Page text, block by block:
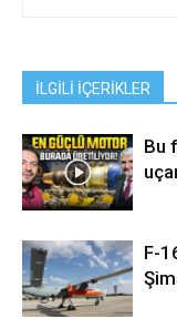
İLGİLİ İÇERİKLER
Bu
F-